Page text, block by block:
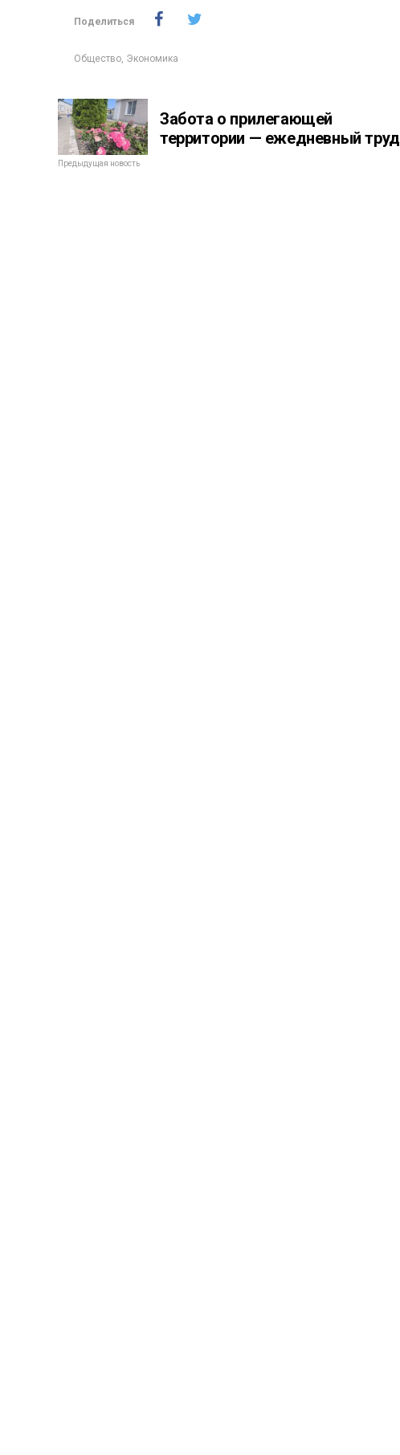
Поделиться
Общество, Экономика
Забота о прилегающей
территории — ежедневный труд
Предыдущая новость